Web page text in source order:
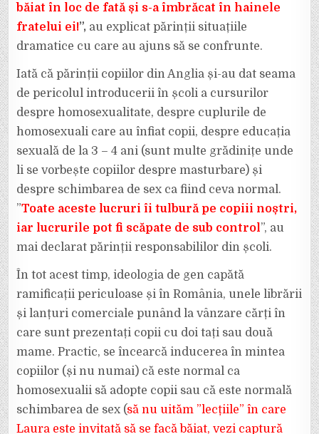
băiat în loc de fată și s-a îmbrăcat în hainele
fratelui ei!”, au explicat părinții situațiile
dramatice cu care au ajuns să se confrunte.
Iată că părinții copiilor din Anglia și-au dat seama
de pericolul introducerii în școli a cursurilor
despre homosexualitate, despre cuplurile de
homosexuali care au înfiat copii, despre educația
sexuală de la 3 – 4 ani (sunt multe grădinițe unde
li se vorbește copiilor despre masturbare) și
despre schimbarea de sex ca fiind ceva normal.
”Toate aceste lucruri îi tulbură pe copiii noștri,
iar lucrurile pot fi scăpate de sub control”, au
mai declarat părinții responsabililor din școli.
În tot acest timp, ideologia de gen capătă
ramificații periculoase și în România, unele librării
și lanțuri comerciale punând la vânzare cărți în
care sunt prezentați copii cu doi tați sau două
mame. Practic, se încearcă inducerea în mintea
copiilor (și nu numai) că este normal ca
homosexualii să adopte copii sau că este normală
schimbarea de sex (să nu uităm ”lecțiile” în care
Laura este invitată să se facă băiat, vezi captură